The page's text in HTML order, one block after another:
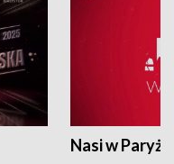
Nasi w Paryżu